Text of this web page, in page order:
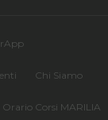
Chi Siamo
Orario Corsi MARILIA